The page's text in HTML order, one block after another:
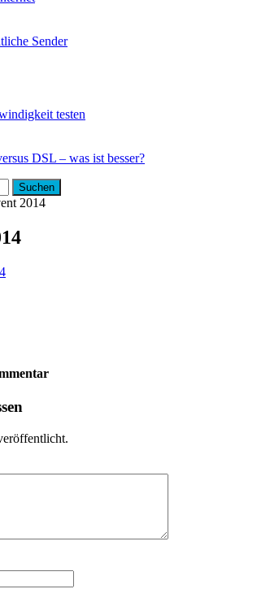
Sender
testen
DSL – was ist besser?
2014